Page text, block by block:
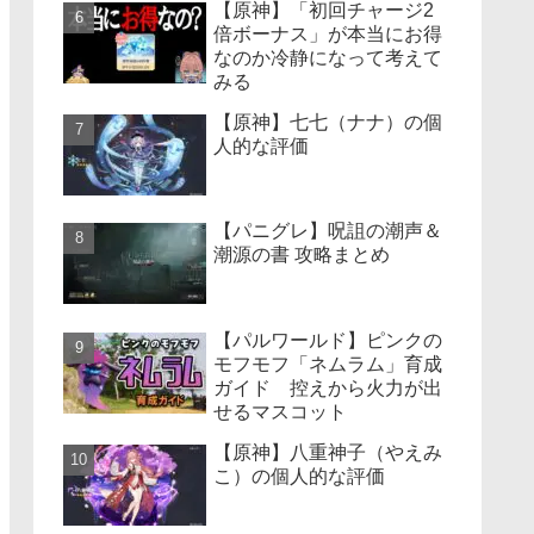
【原神】「初回チャージ2
倍ボーナス」が本当にお得
なのか冷静になって考えて
みる
【原神】七七（ナナ）の個
人的な評価
【パニグレ】呪詛の潮声＆
潮源の書 攻略まとめ
【パルワールド】ピンクの
モフモフ「ネムラム」育成
ガイド 控えから火力が出
せるマスコット
【原神】八重神子（やえみ
こ）の個人的な評価